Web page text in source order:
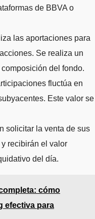
de BBVA o
las aportaciones para
Se realiza un
del fondo.
fluctúa en
Este valor se
solicitar la venta de sus
recibirán el valor
del día.
cómo
efectiva para